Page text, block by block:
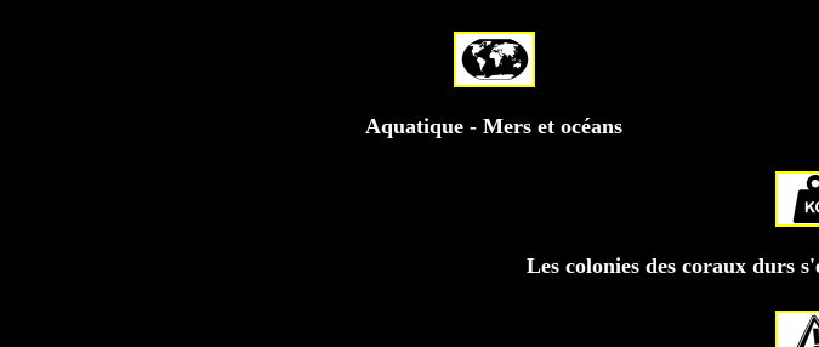
Aquatique - Mers et océans
Les colonies des coraux durs